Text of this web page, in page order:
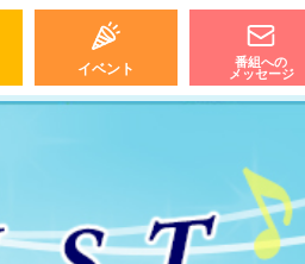
イベント
番組への
メッセージ